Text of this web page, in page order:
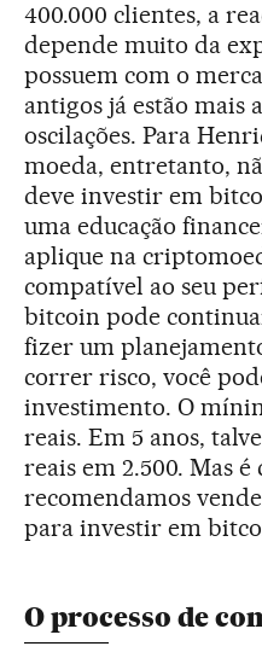
400.000 clientes, a
depende muito da
possuem com o
antigos já estão mais
oscilações. Para
moeda, entretanto,
deve investir em
uma educação
aplique na
compatível ao seu
bitcoin pode
fizer um
correr risco, você
investimento. O
reais. Em 5 anos,
reais em 2.500. Mas é
recomendamos
para investir em
O processo de